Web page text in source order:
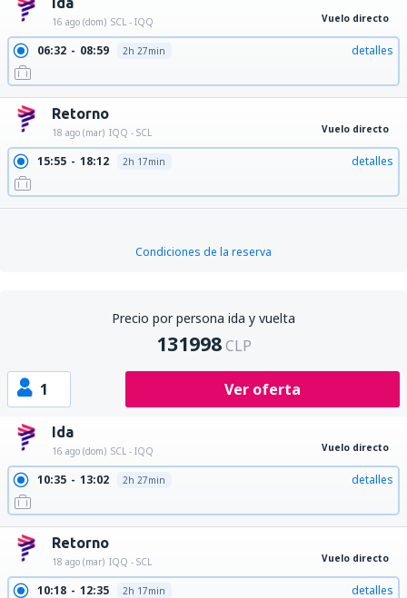
16 ago (dom) SCL - IQQ Vuelo directo
06:32 08:59 2h 27min detalles
Retorno
18 ago (mar) IQQ - SCL Vuelo directo
15:55 18:12 2h 17min detalles
Condiciones de la reserva
Precio por persona ida y vuelta
131998 CLP
1 Ver oferta
Ida
16 ago (dom) SCL - IQQ Vuelo directo
10:35 13:02 2h 27min detalles
Retorno
18 ago (mar) IQQ - SCL Vuelo directo
10:18 12:35 2h 17min detalles